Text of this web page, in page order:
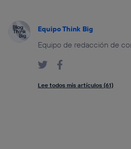
Equipo Think Big
Equipo de redacción de
Lee todos mis artículos (61)